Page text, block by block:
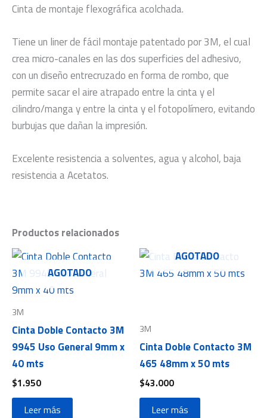
Cinta de montaje flexográfica acolchada.
Tiene un liner de fácil montaje patentado por 3M, el cual
crea micro-canales en las dos superficies del adhesivo,
con un diseño entrecruzado en forma de rombo, que
permite sacar el aire atrapado entre la cinta y el
cilindro/manga y entre la cinta y el fotopolímero, evitando
burbujas que dañan la impresión.
Excelente resistencia a solventes, agua y alcohol, baja
resistencia a Acetatos.
Productos relacionados
AGOTADO
3M
Cinta Doble Contacto 3M
9945 Uso General 9mm x
40 mts
$1.950
Leer más
AGOTADO
3M
Cinta Doble Contacto 3M
465 48mm x 50 mts
$43.000
Leer más